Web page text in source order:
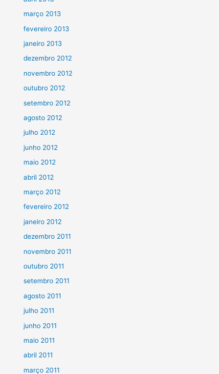
março 2013
fevereiro 2013
janeiro 2013
dezembro 2012
novembro 2012
outubro 2012
setembro 2012
agosto 2012
julho 2012
junho 2012
maio 2012
abril 2012
março 2012
fevereiro 2012
janeiro 2012
dezembro 2011
novembro 2011
outubro 2011
setembro 2011
agosto 2011
julho 2011
junho 2011
maio 2011
abril 2011
março 2011